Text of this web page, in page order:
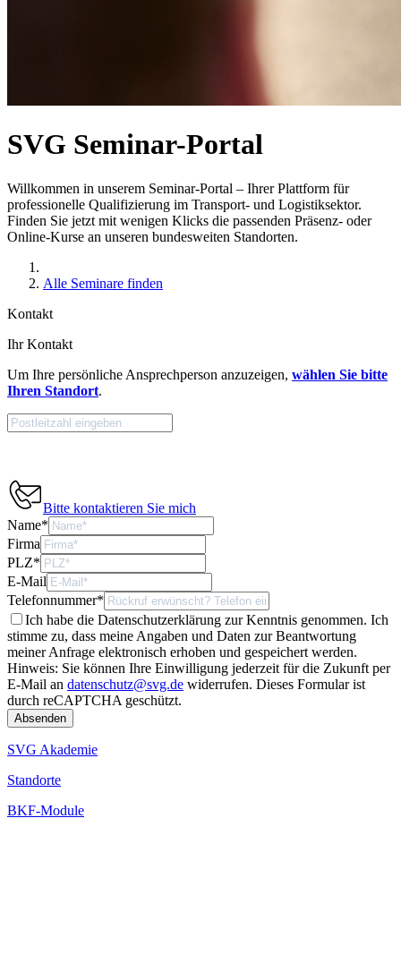
SVG Seminar-Portal
Willkommen in unserem Seminar-Portal – Ihrer Plattform für
professionelle Qualifizierung im Transport- und Logistiksektor.
Finden Sie jetzt mit wenigen Klicks die passenden Präsenz- oder
Online-Kurse an unseren bundesweiten Standorten.
Alle Seminare finden
Kontakt
Ihr Kontakt
Um Ihre persönliche Ansprechperson anzuzeigen, wählen Sie bitte
Ihren Standort.
Bitte kontaktieren Sie mich
Name*
Firma
PLZ*
E-Mail
Telefonnummer*
Ich habe die Datenschutzerklärung zur Kenntnis genommen. Ich
stimme zu, dass meine Angaben und Daten zur Beantwortung
meiner Anfrage elektronisch erhoben und gespeichert werden.
Hinweis: Sie können Ihre Einwilligung jederzeit für die Zukunft per
E-Mail an datenschutz@svg.de widerrufen. Dieses Formular ist
durch reCAPTCHA geschützt.
SVG Akademie
Standorte
BKF-Module